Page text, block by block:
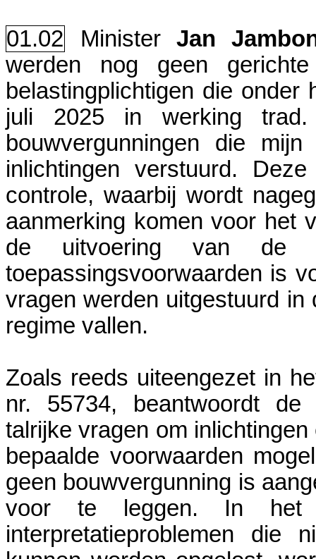
01.02 Minister Jan
werden nog geen
belastingplichtigen die
juli 2025 in werking
bouwvergunningen die
inlichtingen verstuurd.
controle, waarbij wordt
aanmerking komen voor het
de uitvoering van de
toepassingsvoorwaarden is
vragen werden uitgestuurd
regime vallen.
Zoals reeds uiteengezet in
nr. 55734, beantwoordt de
talrijke vragen om
bepaalde voorwaarden
geen bouwvergunning is
voor te leggen. In het
interpretatieproblemen die